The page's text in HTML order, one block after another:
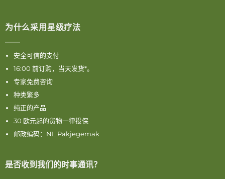
为什么采用星级疗法
安全可信的支付
16:00 前订购，当天发货*。
专家免费咨询
种类繁多
纯正的产品
30 欧元起的货物一律投保
邮政编码：NL Pakjegemak
是否收到我们的时事通讯？